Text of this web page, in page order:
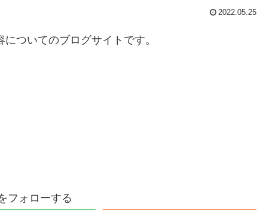
2022.05.25
ついてのブログサイトです。
フォローする